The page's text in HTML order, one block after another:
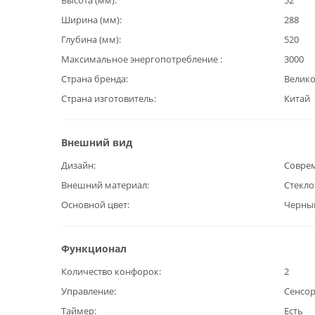
Ширина (мм)
288
Глубина (мм)
520
Максимальное энергопотребление
3000
Страна бренда
Страна изготовитель
Китай
Внешний вид
Дизайн
Внешний материал
Основной цвет
Функционал
Количество конфорок
2
Управление
Таймер
Есть